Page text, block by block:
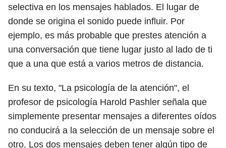
selectiva en los mensajes hablados. El lugar de
donde se origina el sonido puede influir. Por
ejemplo, es más probable que prestes atención a
una conversación que tiene lugar justo al lado de ti
que a una que está a varios metros de distancia.
En su texto, "La psicología de la atención", el
profesor de psicología Harold Pashler señala que
simplemente presentar mensajes a diferentes oídos
no conducirá a la selección de un mensaje sobre el
otro. Los dos mensajes deben tener algún tipo de